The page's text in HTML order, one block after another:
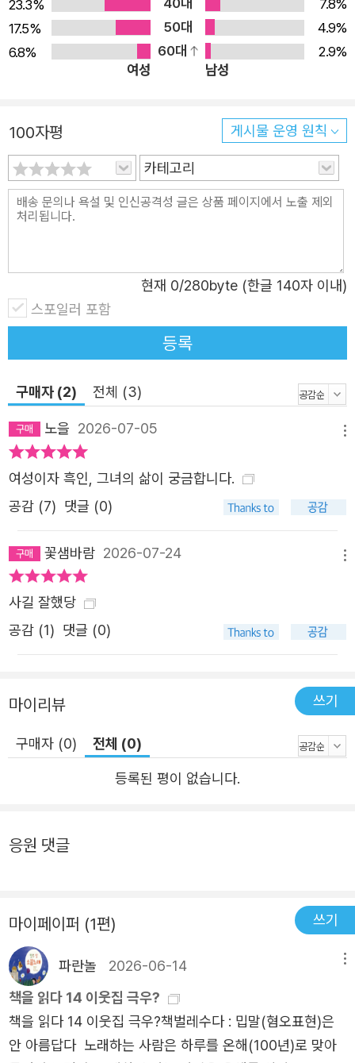
고 살아남았다. 동네 도서관 어린이 열람실의 흑인 여성 사
서 오거스타 베이커에게 빌린 262쪽짜리 『머더 구스: 전래
동요』를 일부 외우기까지 하며 소중히 했던 어린 소녀, 아버
책들 속에서 미스터리, SF, 범죄소설, 프랑스어 기하학 책,
낭만시 선집, 14개 주에서 금서로 지정된 선정적인 역사 로
맨스 소설까지 가리지 않고 읽었던 책벌레. 레이 브래드버리
의 『화성 연대기』(1950)를 읽으며 "SF 팬"으로서 자신의
첫 산문을 잡지에 싣고, 시 모임 "낙인찍힌 사람들"의 친구
하는 사람의 멈춘 생에 정신적 외상을 입은 채 계속 자라야
했던 극도의 고통" 속에서 책은 죽음과 고통의 시공간을 초
월할 수 있는 유일하고 강력한 무기였다. 생존 입자 둘. 소녀
는 어른이 되어 "분노"했다 걔네가 우리한테 무슨 짓을 하는
거지? 오드리는 매일 아침 신문을 처음부터 끝까지 읽으며
거기에서 발견한 폭력 사건들을 낭독했다. 그리고 보도되지
않은 내용에 더 주목했다. 지역 뉴스를 다루는 지면 깊이 묻
힌 흑인 여성과 소녀 들에게 일어난 기사들에 동그라미를 쳤
다. 오드리는 그 공포들로 인해 악몽을 꾸었고, 오드리의 손
을 통해 그 공포는 시가 되었다.―『생존이라는 약속』 261쪽
1973년, 열 살 흑인 소년 클리퍼드 글로버가 새아버지와 고
물상에 가다 "인상착의가 같았다"는 이유로 백인 경찰에게
살해당했다(백인 경찰에게는 무죄가 선고되었다). 1976년,
아버지가 임신시킨 두 명의 10대 여성이 위탁 가정에서 지
내는 대신 "집"으로 돌아가겠다고 주장했다. 1979년, 석 달
뉴스의 폭력 사건을 낭독하게 된다. 그리고 "뉴스 보도의 지
배적 서사를 수정하는 수단"으로 자기 시를 이해하며 시를
쓴다. 「힘」을, 「사슬」을, 「필요: 흑인 여성의 목소리를 위한 합
낮으로 접하는 숱한 죽음(들) 속에서 시와 책을 무기 삼아 살
셋. 어머니가 되어, 자매들과 주고받았다 때때로 엘리자베스
면 오드리는 책장으로 달려가 고등학교 시절 자기를 버티게
해준 시를 읽어주었다.―『생존이라는 약속』 241쪽 오드리
로드는 두 아이의 "어머니"이기도 했다. 남편과 이혼한 후 2
0년간 함께한 동반자 프랜시스 클레이턴 박사와 두 자녀를
공동 양육하면서 "격주로 가족회의를 열었고", "아이들의 꿈
과 아이들의 말을 받아 적었"다. "아이들이 묘사한 꿈의 내용
은 통찰의 씨앗이 되어 오드리의 글쓰기에서 자라났다." "오
23.3%
7.8%
17.5%
50대
4.9%
6.8%
60대 2.9%
여성 남성
100자평 게시물 운영 원칙
카테고리
현재 0/280byte (한글 140자 이내)
스포일러 포함
등록
구매자 (2) 전체 (3)
노을 2026-07-05
여성이자 흑인, 그녀의 삶이 궁금합니다.
공감 (7) 댓글 (0)
꽃샘바람 2026-07-24
사길 잘했당
공감 (1) 댓글 (0)
마이리뷰 쓰기
구매자 (0) 전체 (0)
등록된 평이 없습니다.
응원 댓글
마이페이퍼 (1편) 쓰기
파란놀 2026-06-14
책을 읽다 14 이웃집 극우?
책을 읽다 14 이웃집 극우?책벌레수다 : 밉말(혐오표현)은
안 아름답다 노래하는 사람은 하루를 온해(100년)로 맞아